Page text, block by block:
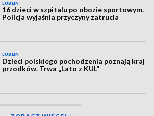
LUBLIN
16 dzieci w szpitalu po obozie sportowym.
Policja wyjaśnia przyczyny zatrucia
LUBLIN
Dzieci polskiego pochodzenia poznają kraj
przodków. Trwa „Lato z KUL”